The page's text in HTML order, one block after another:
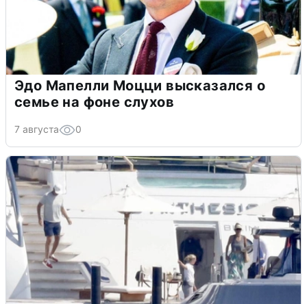
Эдо Мапелли Моцци высказался о
семье на фоне слухов
7 августа 0